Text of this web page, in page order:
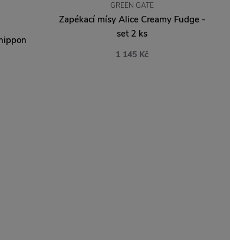
GREEN GATE
Zapékací mísy Alice Creamy Fudge -
set 2 ks
1 145 Kč